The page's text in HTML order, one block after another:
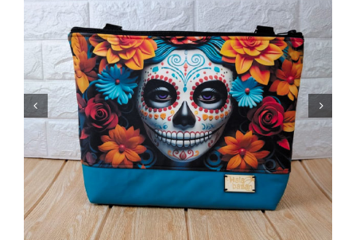
Mochilas
Bolsos mochila
Riñoneras
Carteras
Fundas de libro